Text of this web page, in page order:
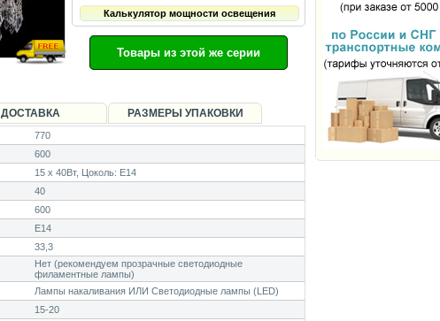
Калькулятор мощности освещения
Товары из этой же серии
ДОСТАВКА РАЗМЕРЫ УПАКОВКИ
770
600
15 x 40Вт, Цоколь: E14
40
600
E14
33,3
Нет (рекомендуем прозрачные светодиодные
филаментные лампы)
Лампы накаливания ИЛИ Светодиодные лампы (LED)
15-20